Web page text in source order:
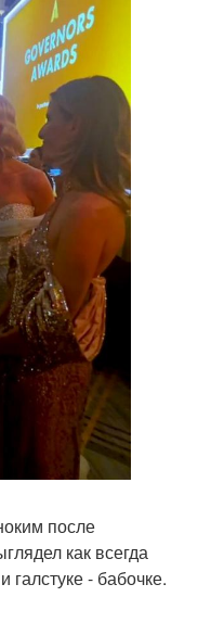
после
как всегда
галстуке - бабочке.